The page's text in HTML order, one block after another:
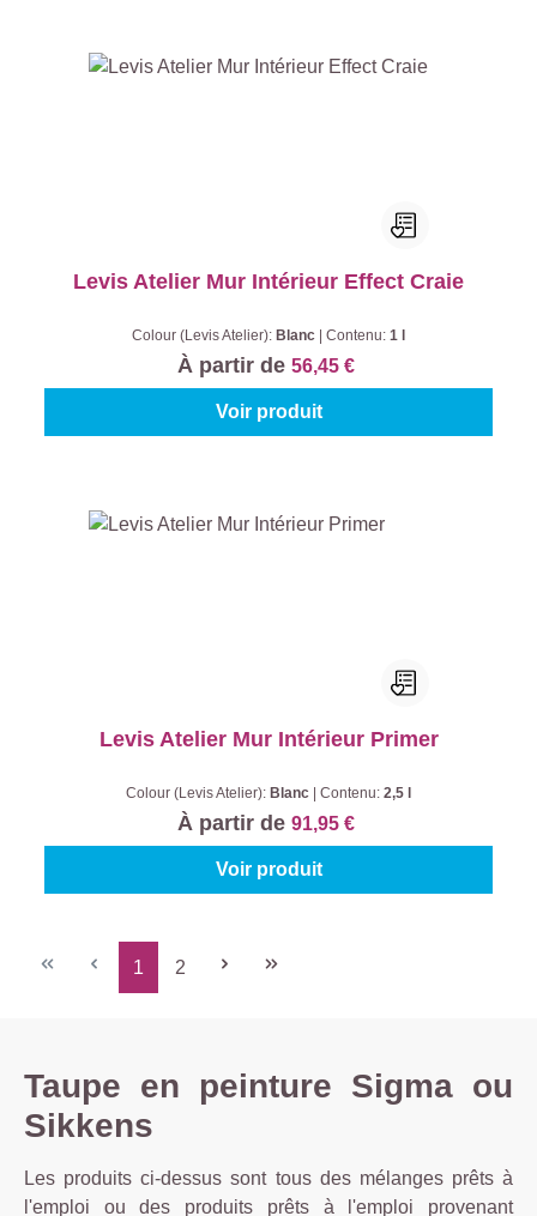
Levis Atelier Mur Intérieur Effect Craie
Colour (Levis Atelier): Blanc Contenu: 1 l
À partir de 56,45 €
Voir produit
Levis Atelier Mur Intérieur Primer
Colour (Levis Atelier): Blanc Contenu: 2,5 l
À partir de 91,95 €
Voir produit
Page
1
Page
2
Taupe en peinture Sigma ou
Sikkens
Les produits ci-dessus sont tous des mélanges prêts à
l'emploi ou des produits prêts à l'emploi provenant